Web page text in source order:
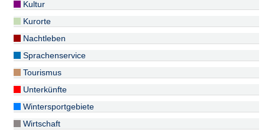
Kultur
Kurorte
Nachtleben
Sprachenservice
Tourismus
Unterkünfte
Wintersportgebiete
Wirtschaft